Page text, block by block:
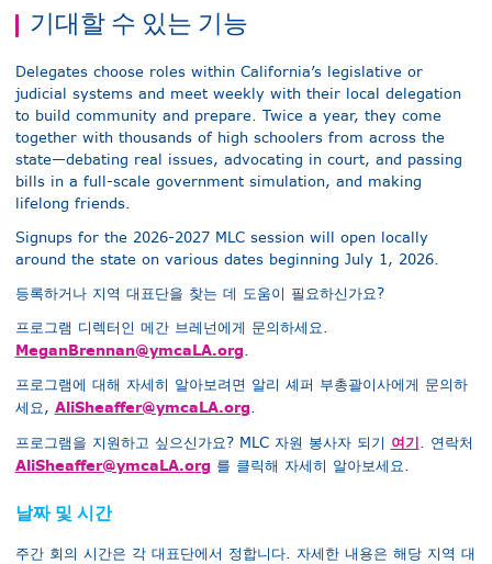
기대할 수 있는 기능
Delegates choose roles within California’s legislative or
judicial systems and meet weekly with their local delegation
to build community and prepare. Twice a year, they come
together with thousands of high schoolers from across the
state—debating real issues, advocating in court, and passing
bills in a full-scale government simulation, and making
lifelong friends.
Signups for the 2026-2027 MLC session will open locally
around the state on various dates beginning July 1, 2026.
등록하거나 지역 대표단을 찾는 데 도움이 필요하신가요?
프로그램 디렉터인 메간 브레넌에게 문의하세요.
MeganBrennan@ymcaLA.org.
프로그램에 대해 자세히 알아보려면 알리 셰퍼 부총괄이사에게 문의하
세요, AliSheaffer@ymcaLA.org.
프로그램을 지원하고 싶으신가요? MLC 자원 봉사자 되기 여기. 연락처
AliSheaffer@ymcaLA.org 를 클릭해 자세히 알아보세요.
날짜 및 시간
주간 회의 시간은 각 대표단에서 정합니다. 자세한 내용은 해당 지역 대